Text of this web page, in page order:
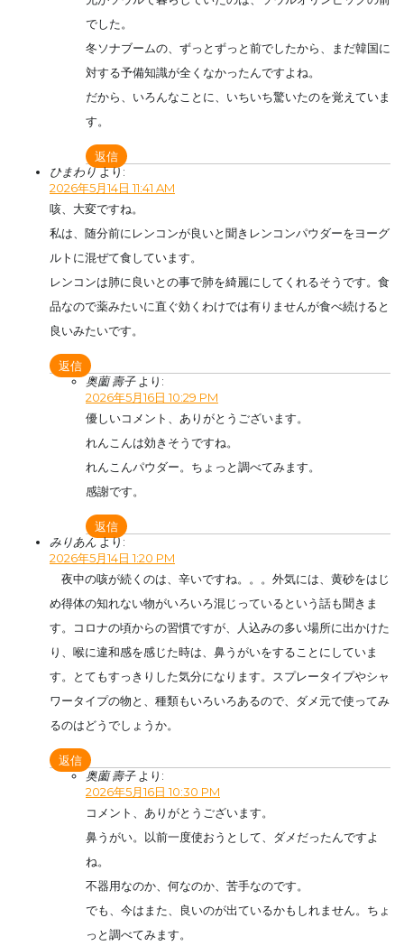
でした。
冬ソナブームの、ずっとずっと前でしたから、まだ韓国に
対する予備知識が全くなかったんですよね。
だから、いろんなことに、いちいち驚いたのを覚えていま
す。
返信
ひまわりより:
2026年5月14日 11:41 AM
咳、大変ですね。
私は、随分前にレンコンが良いと聞きレンコンパウダーをヨーグ
ルトに混ぜて食しています。
レンコンは肺に良いとの事で肺を綺麗にしてくれるそうです。食
品なので薬みたいに直ぐ効くわけでは有りませんが食べ続けると
良いみたいです。
返信
奥薗 壽子 より:
2026年5月16日 10:29 PM
優しいコメント、ありがとうございます。
れんこんは効きそうですね。
れんこんパウダー。ちょっと調べてみます。
感謝です。
返信
みりあんより:
2026年5月14日 1:20 PM
夜中の咳が続くのは、辛いですね。。。外気には、黄砂をはじ
め得体の知れない物がいろいろ混じっているという話も聞きま
す。コロナの頃からの習慣ですが、人込みの多い場所に出かけた
り、喉に違和感を感じた時は、鼻うがいをすることにしていま
す。とてもすっきりした気分になります。スプレータイプやシャ
ワータイプの物と、種類もいろいろあるので、ダメ元で使ってみ
るのはどうでしょうか。
返信
奥薗 壽子 より:
2026年5月16日 10:30 PM
コメント、ありがとうございます。
鼻うがい。以前一度使おうとして、ダメだったんですよ
ね。
不器用なのか、何なのか、苦手なのです。
でも、今はまた、良いのが出ているかもしれません。ちょ
っと調べてみます。